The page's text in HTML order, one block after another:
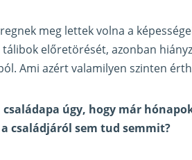
meg lettek volna a
előretörését, azonban
Ami azért valamilyen szinten
úgy, hogy már
családjáról sem tud semmit?